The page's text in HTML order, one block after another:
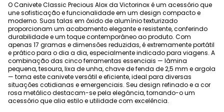
O Canivete Classic Precious Alox da Victorinox é um acessório que
une sofisticação e funcionalidade em um design compacto e
moderno. Suas talas em óxido de alumínio texturizado
proporcionam um acabamento elegante e resistente, conferindo
durabilidade e um toque contemporâneo ao produto. Com
apenas 17 gramas e dimensões reduzidas, é extremamente portátil
e prático para o dia a dia, especialmente indicado para viagens. A
combinação das cinco ferramentas essenciais — lâmina
pequena, tesoura, lixa de unha, chave de fenda de 2,5 mm e argola
— torna este canivete versátil e eficiente, ideal para diversas
situações cotidianas e emergenciais. Seu design refinado e a cor
rosa metálico destacam-se pela elegância, tornando-o um
acessório que alia estilo e utilidade com excelência.